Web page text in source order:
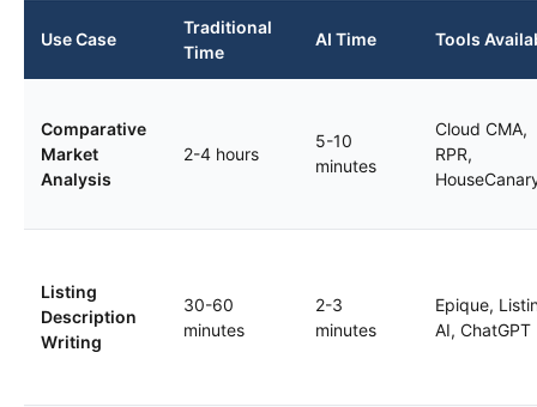
Use Case
Traditional
Time
AI Time Tools
Comparative
Market
Analysis
2-4 hours
5-10
minutes
Cloud CMA,
RPR,
Listing
Description
Writing
30-60
minutes
2-3
minutes
Epique,
AI, ChatGPT